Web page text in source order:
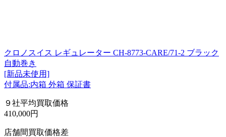
クロノスイス レギュレーター CH-8773-CARE/71-2 ブラック
自動巻き
[新品未使用]
付属品:内箱 外箱 保証書
９社平均買取価格
410,000円
店舗間買取価格差